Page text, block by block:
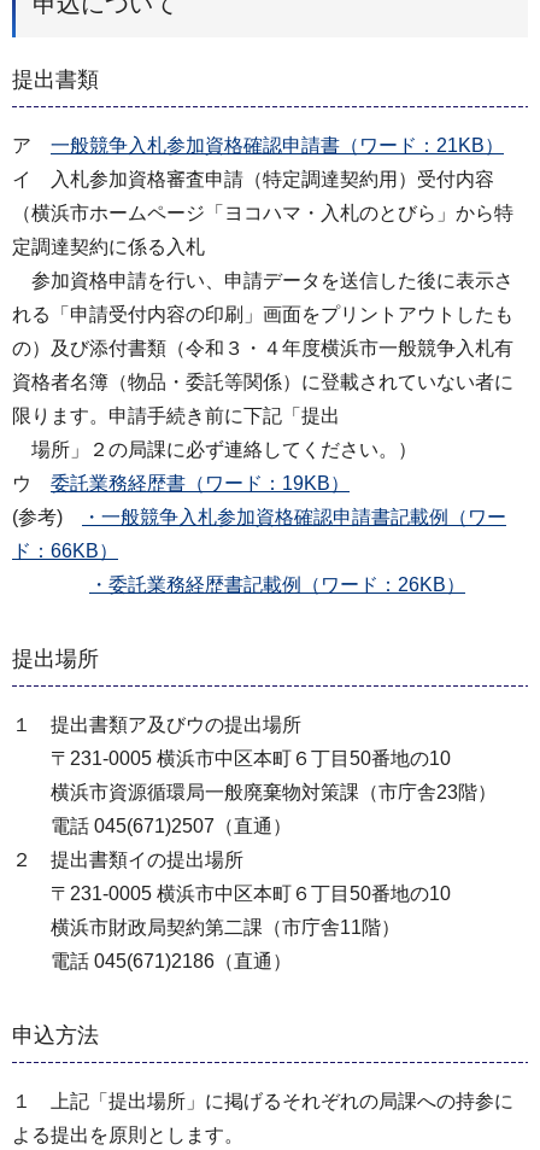
提出書類
ア 一般競争入札参加資格確認申請書（ワード：21KB）
イ 入札参加資格審査申請（特定調達契約用）受付内容
（横浜市ホームページ「ヨコハマ・入札のとびら」から特
定調達契約に係る入札
参加資格申請を行い、申請データを送信した後に表示さ
れる「申請受付内容の印刷」画面をプリントアウトしたも
の）及び添付書類（令和３・４年度横浜市一般競争入札有
資格者名簿（物品・委託等関係）に登載されていない者に
限ります。申請手続き前に下記「提出
場所」２の局課に必ず連絡してください。）
ウ 委託業務経歴書（ワード：19KB）
(参考)
・一般競争入札参加資格確認申請書記載例（ワー
ド：66KB）
・委託業務経歴書記載例（ワード：26KB）
提出場所
１ 提出書類ア及びウの提出場所
〒231-0005 横浜市中区本町６丁目50番地の10
横浜市資源循環局一般廃棄物対策課（市庁舎23階）
電話 045(671)2507（直通）
２ 提出書類イの提出場所
〒231-0005 横浜市中区本町６丁目50番地の10
横浜市財政局契約第二課（市庁舎11階）
電話 045(671)2186（直通）
申込方法
１ 上記「提出場所」に掲げるそれぞれの局課への持参に
よる提出を原則とします。